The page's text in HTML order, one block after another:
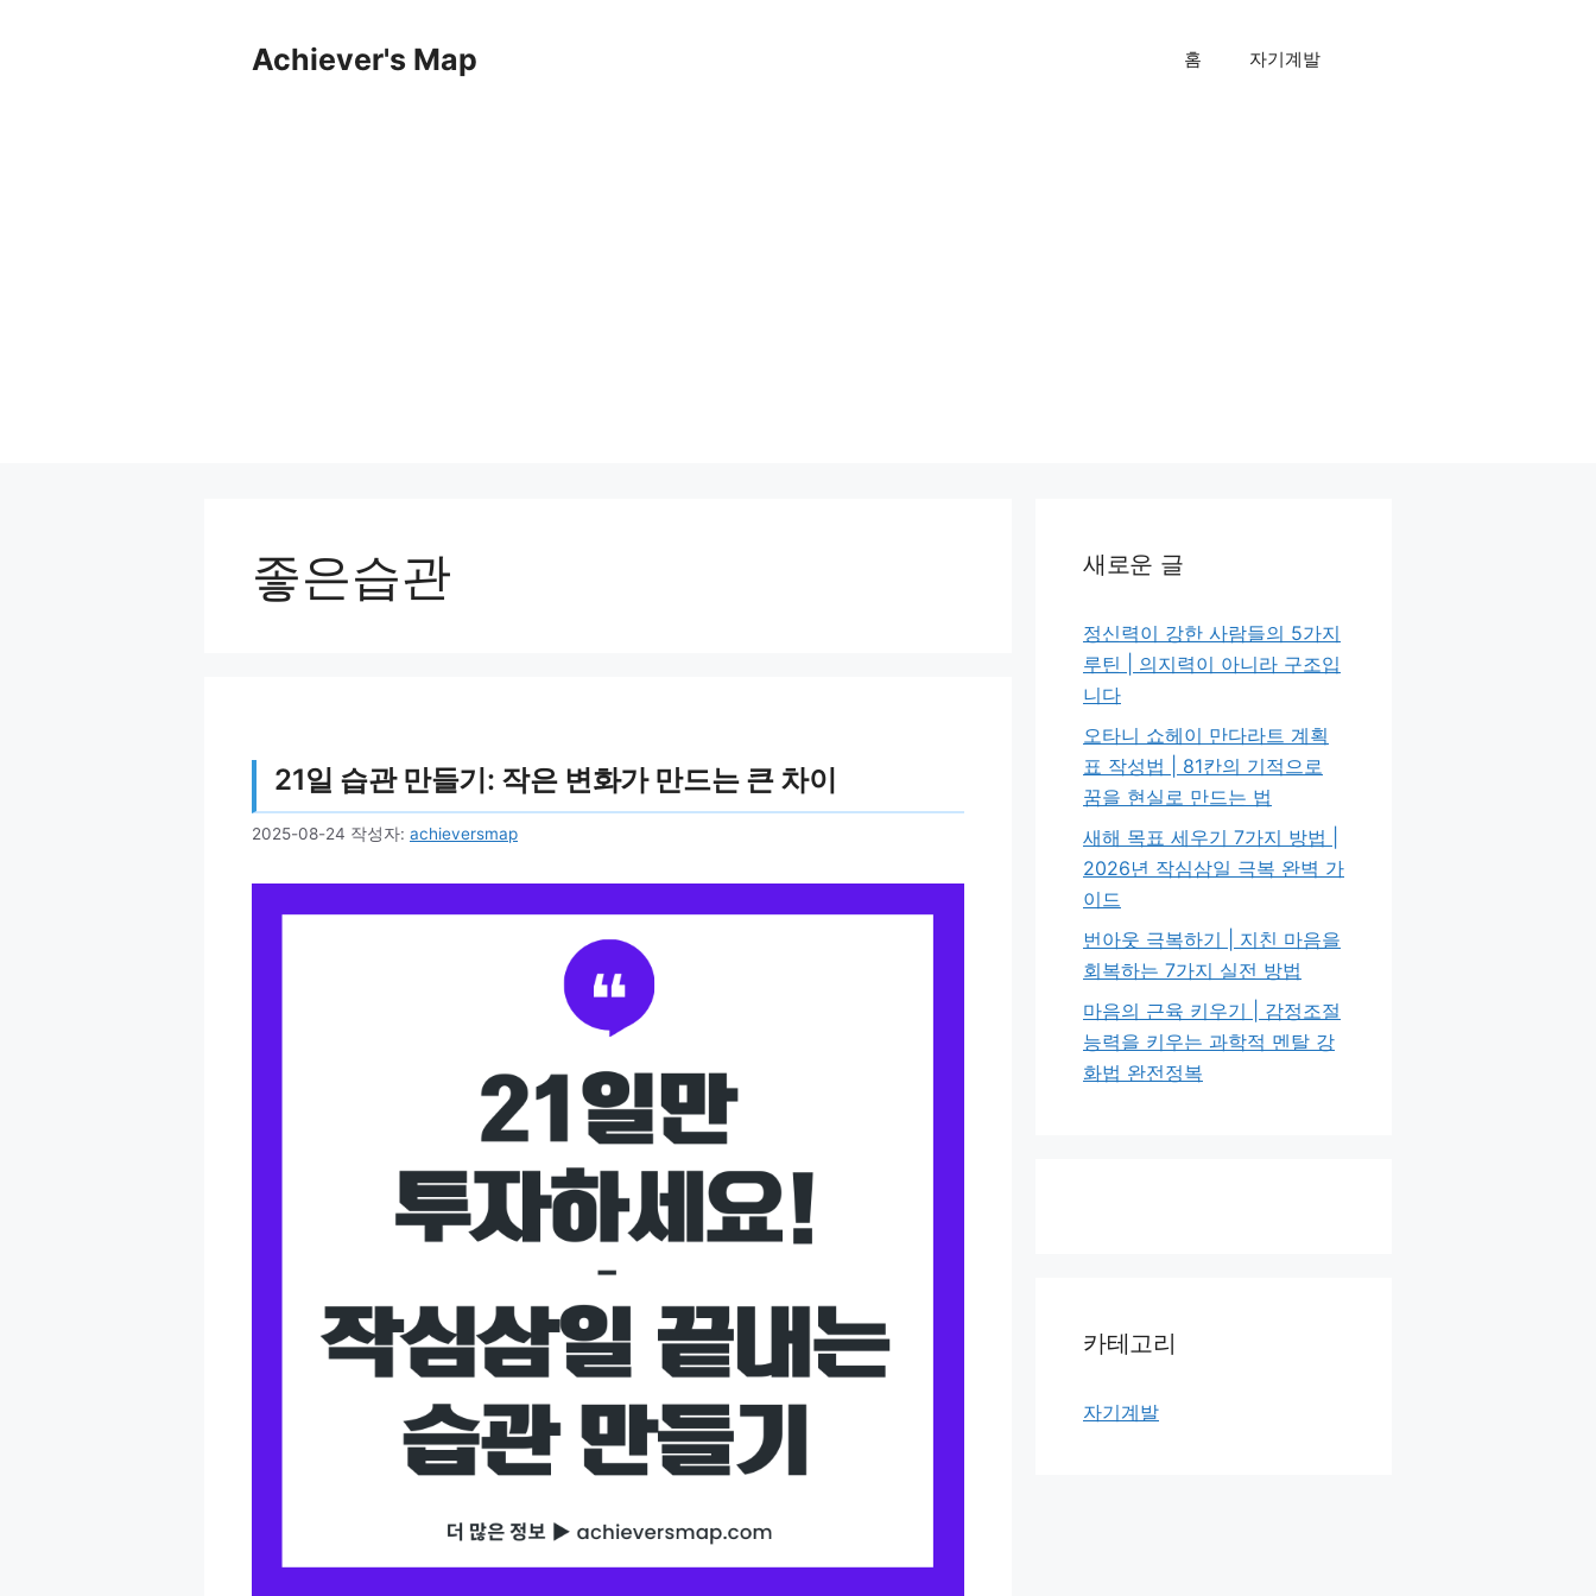
Achiever's Map 홈 자기계발
좋은습관
21일 습관 만들기: 작은 변화가 만드는 큰 차이
2025-08-24 작성자: achieversmap
새로운 글
정신력이 강한 사람들의 5가지
루틴 | 의지력이 아니라 구조입
니다
오타니 쇼헤이 만다라트 계획
표 작성법 | 81칸의 기적으로
꿈을 현실로 만드는 법
새해 목표 세우기 7가지 방법 |
2026년 작심삼일 극복 완벽 가
이드
번아웃 극복하기 | 지친 마음을
회복하는 7가지 실전 방법
마음의 근육 키우기 | 감정조절
능력을 키우는 과학적 멘탈 강
화법 완전정복
카테고리
자기계발